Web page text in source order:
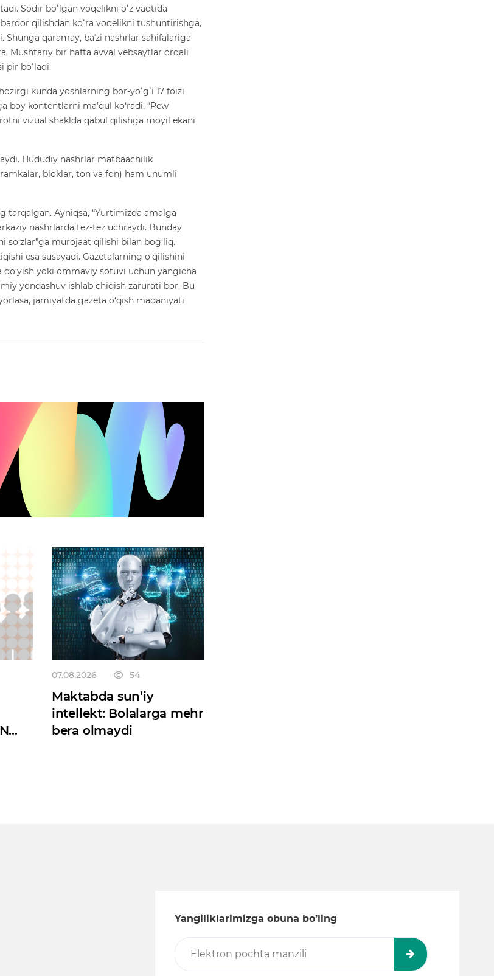
Sodir boʻlgan voqelikni oʻz vaqtida
qilishdan koʻra voqelikni tushuntirishga,
qaramay, baʼzi nashrlar sahifalariga
Mushtariy bir hafta avval vebsaytlar orqali
pir boʻladi.
kunda yoshlarning bor-yoʻgʻi 17 foizi
boy kontentlarni ma’qul ko‘radi. “Pew
vizual shaklda qabul qilishga moyil ekani
Hududiy nashrlar matbaachilik
bloklar, ton va fon) ham unumli
tarqalgan. Ayniqsa, “Yurtimizda amalga
nashrlarda tez-tez uchraydi. Bunday
murojaat qilishi bilan bog‘liq.
esa susayadi. Gazetalarning o‘qilishini
yoki ommaviy sotuvi uchun yangicha
yondashuv ishlab chiqish zarurati bor. Bu
jamiyatda gazeta o‘qish madaniyati
07.08.2026 54
Maktabda sun’iy
intellekt: Bolalarga mehr
bera olmaydi
Yangiliklarimizga obuna bo’ling